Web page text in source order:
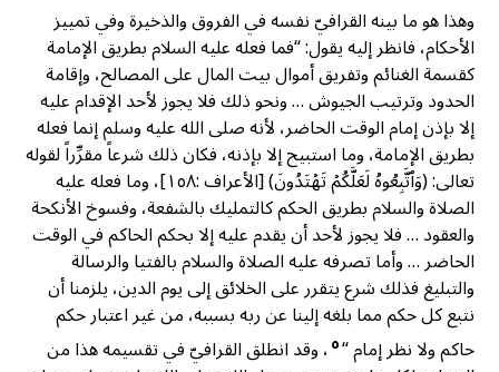
وهذا هو ما بينه القرافيّ نفسه في الفروق والذخيرة وفي تمييز
الأحكام، فانظر إليه يقول: “فما فعله عليه السلام بطريق الإمامة
كقسمة الغنائم وتفريق أموال بيت المال على المصالح، وإقامة
الحدود وترتيب الجيوش … ونحو ذلك فلا يجوز لأحد الإقدام عليه
إلا بإذن إمام الوقت الحاضر، لأنه صلى الله عليه وسلم إنما فعله
بطريق الإمامة، وما استبيح إلا بإذنه، فكان ذلك شرعاً مقرِّراً لقوله
تعالى: (وَٱتَّبِعُوهُ لَعَلَّكُمۡ تَهۡتَدُونَ) [الأعراف :١٥٨]، وما فعله عليه
الصلاة والسلام بطريق الحكم كالتمليك بالشفعة، وفسوخ الأنكحة
والعقود … فلا يجوز لأحد أن يقدم عليه إلا بحكم الحاكم في الوقت
الحاضر … وأما تصرفه عليه الصلاة والسلام بالفتيا والرسالة
والتبليغ فذلك شرع يتقرر على الخلائق إلى يوم الدين، يلزمنا أن
نتبع كل حكم مما بلغه إلينا عن ربه بسببه، من غير اعتبار حكم
حاكم ولا نظر إمام “٥، وقد انطلق القرافيّ في تقسيمه هذا من